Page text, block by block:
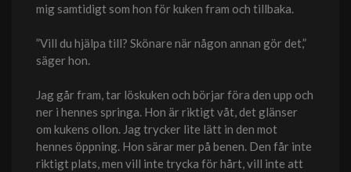
mig samtidigt som hon för kuken fram och tillbaka.
”Vill du hjälpa till? Skönare när någon annan gör det,”
säger hon.
Jag går fram, tar löskuken och börjar föra den upp och
ner i hennes springa. Hon är riktigt våt, det glänser
om kukens ollon. Jag trycker lite lätt in den mot
hennes öppning. Hon särar mer på benen. Den får inte
riktigt plats, men vill inte trycka för hårt, vill inte att